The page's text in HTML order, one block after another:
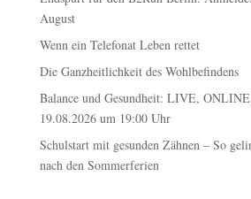
August
Wenn ein Telefonat Leben rettet
Die Ganzheitlichkeit des Wohlbefindens
Balance und Gesundheit: LIVE,
19.08.2026 um 19:00 Uhr
Schulstart mit gesunden Zähnen – So
nach den Sommerferien